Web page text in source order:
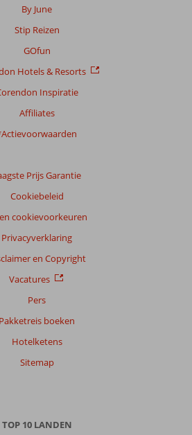
By June
Stip Reizen
GOfun
Hotels & Resorts
Inspiratie
Affiliates
Prijs Garantie
Cookiebeleid
cookievoorkeuren
Privacyverklaring
en Copyright
Vacatures
Pers
Pakketreis boeken
Hotelketens
Sitemap
TOP 10 LANDEN